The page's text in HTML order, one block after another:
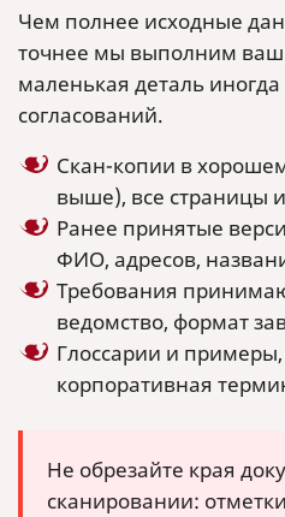
Чем полнее исходные
точнее мы выполним ваш
маленькая деталь
согласований.
Скан-копии в
выше), все страницы
Ранее принятые
ФИО, адресов,
Требования
ведомство, формат
Глоссарии и примеры,
корпоративная
Не обрезайте края
сканировании: